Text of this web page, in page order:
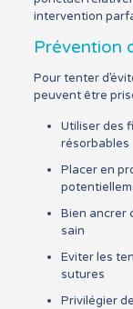
intervention
Prévention
Pour tenter
peuvent être
Utiliser des
résorbables
Placer en
Bien ancrer
sain
Eviter les
sutures
Privilégier